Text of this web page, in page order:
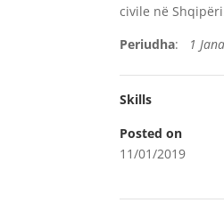
civile në
Periudha: 1
Skills
Posted on
11/01/2019